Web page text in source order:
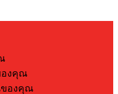
องคุณ
ของคุณ